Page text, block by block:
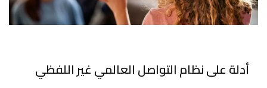
أدلة على نظام التواصل العالمي غير اللفظي